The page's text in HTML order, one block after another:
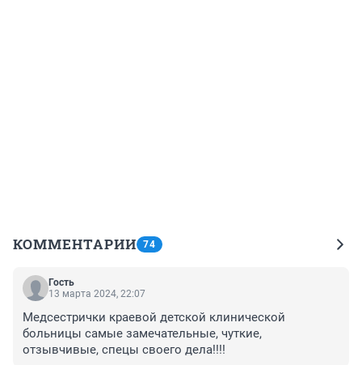
КОММЕНТАРИИ 74
Гость
13 марта 2024, 22:07
Медсестрички краевой детской клинической
больницы самые замечательные, чуткие,
отзывчивые, спецы своего дела!!!!